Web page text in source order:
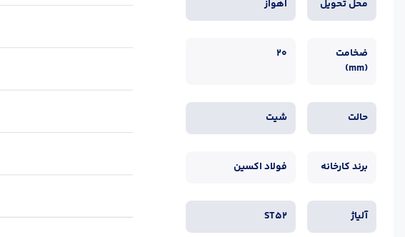
محل تحویل اهواز
ضخامت
(mm)
20
حالت شیت
برند کارخانه فولاد اکسین
آلیاژ ST52